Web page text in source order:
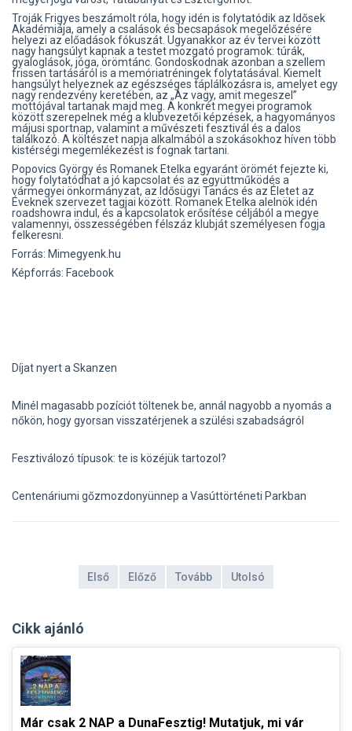
Troják Frigyes beszámolt róla, hogy idén is folytatódik az Idősek
Akadémiája, amely a csalások és becsapások megelőzésére
helyezi az előadások fókuszát. Ugyanakkor az év tervei között
nagy hangsúlyt kapnak a testet mozgató programok: túrák,
gyaloglások, jóga, örömtánc. Gondoskodnak azonban a szellem
frissen tartásáról is a memóriatréningek folytatásával. Kiemelt
hangsúlyt helyeznek az egészséges táplálkozásra is, amelyet egy
nagy rendezvény keretében, az „Az vagy, amit megeszel”
mottójával tartanak majd meg. A konkrét megyei programok
között szerepelnek még a klubvezetői képzések, a hagyományos
májusi sportnap, valamint a művészeti fesztivál és a dalos
találkozó. A költészet napja alkalmából a szokásokhoz híven több
kistérségi megemlékezést is fognak tartani.
Popovics György és Romanek Etelka egyaránt örömét fejezte ki,
hogy folytatódhat a jó kapcsolat és az együttműködés a
vármegyei önkormányzat, az Idősügyi Tanács és az Életet az
Éveknek szervezet tagjai között. Romanek Etelka alelnök idén
roadshowra indul, és a kapcsolatok erősítése céljából a megye
valamennyi, összességében félszáz klubját személyesen fogja
felkeresni.
Forrás: Mimegyenk.hu
Képforrás: Facebook
Díjat nyert a Skanzen
Minél magasabb pozíciót töltenek be, annál nagyobb a nyomás a
nőkön, hogy gyorsan visszatérjenek a szülési szabadságról
Fesztiválozó típusok: te is közéjük tartozol?
Centenáriumi gőzmozdonyünnep a Vasúttörténeti Parkban
Első Előző Tovább Utolsó
Cikk ajánló
Már csak 2 NAP a DunaFesztig! Mutatjuk, mi vár